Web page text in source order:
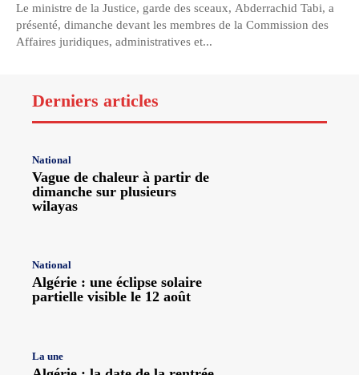
Le ministre de la Justice, garde des sceaux, Abderrachid Tabi, a
présenté, dimanche devant les membres de la Commission des
Affaires juridiques, administratives et...
Derniers articles
National
Vague de chaleur à partir de
dimanche sur plusieurs
wilayas
National
Algérie : une éclipse solaire
partielle visible le 12 août
La une